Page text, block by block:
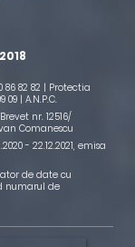
86 82 82 | Protectia
09 | A.N.P.C.
Brevet nr. 12516/
Comanescu
- 22.12.2021, emisa
de date cu
numarul de